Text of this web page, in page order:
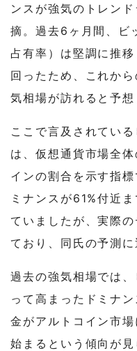
ンスが強気のトレン
摘。過去6ヶ月間、ビ
占有率）は堅調に推
回ったため、これか
気相場が訪れると予想
ここで言及されてい
は、仮想通貨市場全
インの割合を示す指
ミナンスが61%付近
ていましたが、実際
ており、同氏の予測
過去の強気相場では
って高まったドミナ
金がアルトコイン市
始まるという傾向が